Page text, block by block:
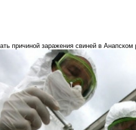
причиной заражения свиней в Анапском